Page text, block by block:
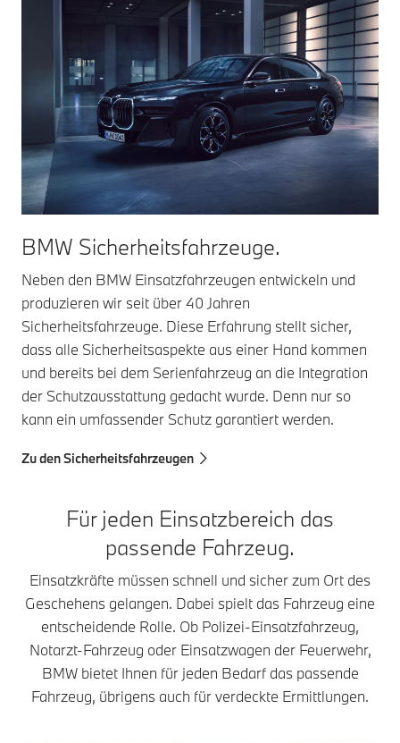
BMW Sicherheitsfahrzeuge.
Neben den BMW Einsatzfahrzeugen entwickeln und
produzieren wir seit über 40 Jahren
Sicherheitsfahrzeuge. Diese Erfahrung stellt sicher,
dass alle Sicherheitsaspekte aus einer Hand kommen
und bereits bei dem Serienfahrzeug an die Integration
der Schutzausstattung gedacht wurde. Denn nur so
kann ein umfassender Schutz garantiert werden.
Zu den Sicherheitsfahrzeugen
Für jeden Einsatzbereich das
passende Fahrzeug.
Einsatzkräfte müssen schnell und sicher zum Ort des
Geschehens gelangen. Dabei spielt das Fahrzeug eine
entscheidende Rolle. Ob Polizei-Einsatzfahrzeug,
Notarzt-Fahrzeug oder Einsatzwagen der Feuerwehr,
BMW bietet Ihnen für jeden Bedarf das passende
Fahrzeug, übrigens auch für verdeckte Ermittlungen.